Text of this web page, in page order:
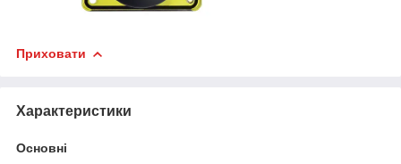
Приховати
Характеристики
Основні